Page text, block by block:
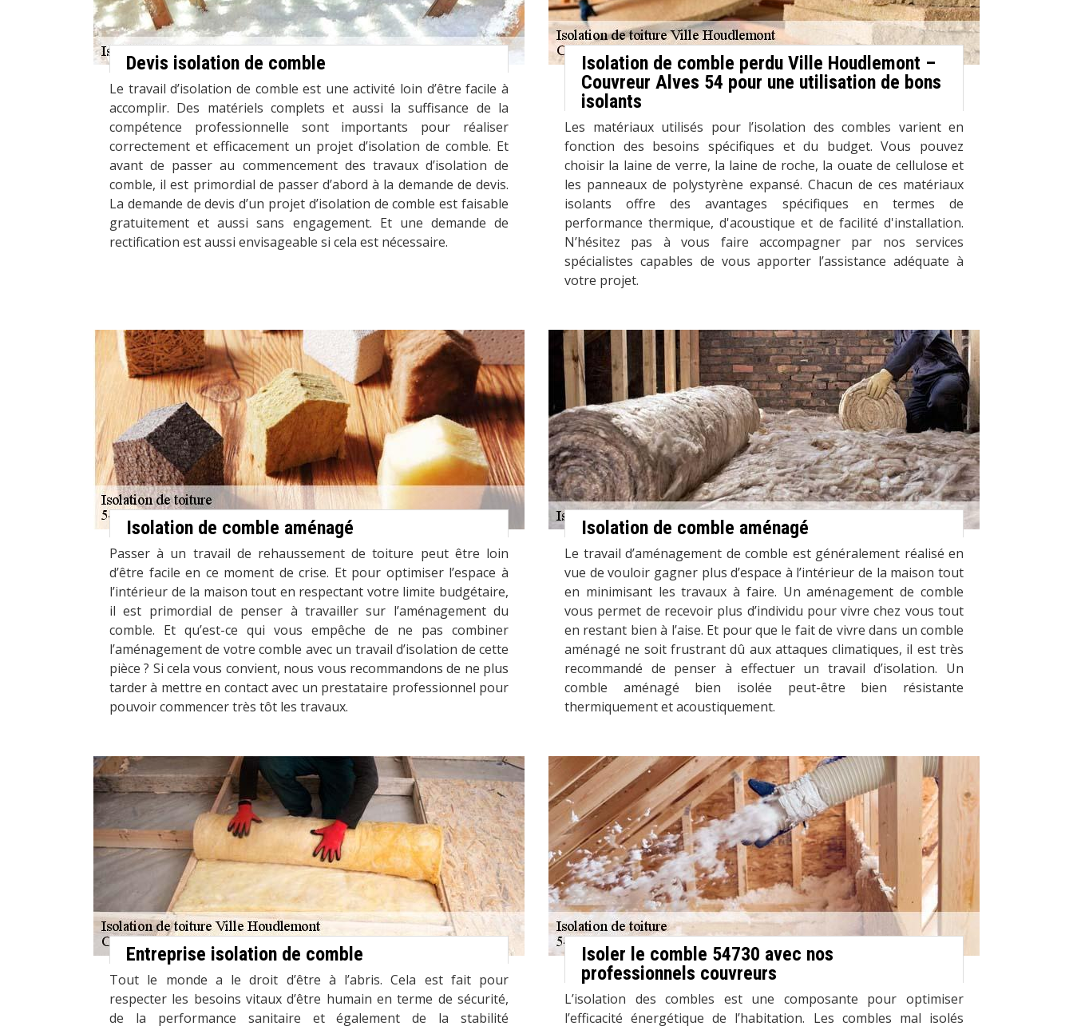
Devis isolation de comble
Le travail d’isolation de comble est une activité loin d’être facile à
accomplir. Des matériels complets et aussi la suffisance de la
compétence professionnelle sont importants pour réaliser
correctement et efficacement un projet d’isolation de comble. Et
avant de passer au commencement des travaux d’isolation de
comble, il est primordial de passer d’abord à la demande de devis.
La demande de devis d’un projet d’isolation de comble est faisable
gratuitement et aussi sans engagement. Et une demande de
rectification est aussi envisageable si cela est nécessaire.
Isolation de comble perdu Ville Houdlemont –
Couvreur Alves 54 pour une utilisation de bons
isolants
Les matériaux utilisés pour l’isolation des combles varient en
fonction des besoins spécifiques et du budget. Vous pouvez
choisir la laine de verre, la laine de roche, la ouate de cellulose et
les panneaux de polystyrène expansé. Chacun de ces matériaux
isolants offre des avantages spécifiques en termes de
performance thermique, d'acoustique et de facilité d'installation.
N’hésitez pas à vous faire accompagner par nos services
spécialistes capables de vous apporter l’assistance adéquate à
votre projet.
Isolation de comble aménagé
Passer à un travail de rehaussement de toiture peut être loin
d’être facile en ce moment de crise. Et pour optimiser l’espace à
l’intérieur de la maison tout en respectant votre limite budgétaire,
il est primordial de penser à travailler sur l’aménagement du
comble. Et qu’est-ce qui vous empêche de ne pas combiner
l’aménagement de votre comble avec un travail d’isolation de cette
pièce ? Si cela vous convient, nous vous recommandons de ne plus
tarder à mettre en contact avec un prestataire professionnel pour
pouvoir commencer très tôt les travaux.
Isolation de comble aménagé
Le travail d’aménagement de comble est généralement réalisé en
vue de vouloir gagner plus d’espace à l’intérieur de la maison tout
en minimisant les travaux à faire. Un aménagement de comble
vous permet de recevoir plus d’individu pour vivre chez vous tout
en restant bien à l’aise. Et pour que le fait de vivre dans un comble
aménagé ne soit frustrant dû aux attaques climatiques, il est très
recommandé de penser à effectuer un travail d’isolation. Un
comble aménagé bien isolée peut-être bien résistante
thermiquement et acoustiquement.
Entreprise isolation de comble
Tout le monde a le droit d’être à l’abris. Cela est fait pour
respecter les besoins vitaux d’être humain en terme de sécurité,
de la performance sanitaire et également de la stabilité
Isoler le comble 54730 avec nos
professionnels couvreurs
L’isolation des combles est une composante pour optimiser
l’efficacité énergétique de l’habitation. Les combles mal isolés